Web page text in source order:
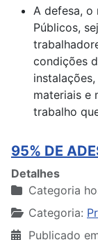
A defesa,
Públicos,
condições
materiais e
trabalho
95% DE
Detalhes
Categoria
Categoria:
Publicado